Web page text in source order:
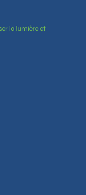
la lumière et